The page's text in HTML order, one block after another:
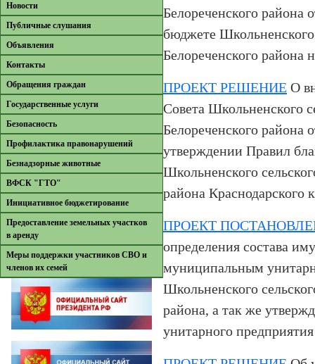
Новости
Публичные слушания
Объявления
Контакты
Обращения граждан
Государственные услуги
Безопасность
Профилактика правонарушений
Безнадзорные животные
ВФСК "ГТО"
Инициативное бюджетирование
Предоставление земельных участков
в аренду
Меры поддержки участников СВО и
членов их семей
Белореченского района
бюджете Школьненского
Белореченского района
ПРОЕКТ РЕШЕНИЕ О
Совета Школьненского
Белореченского района
утверждении Правил
Школьненского
района Краснодарского
ПРОЕКТ
определения состава
муниципальным
Школьненского
района, а так же
унитарного предприятия